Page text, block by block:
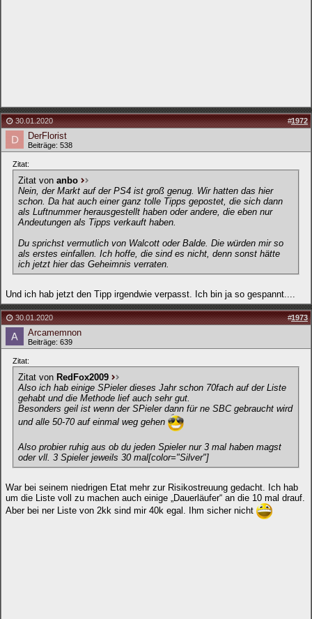
30.01.2020 #1972
DerFlorist
Beiträge: 538
Zitat:
Zitat von anbo
Nein, der Markt auf der PS4 ist groß genug. Wir hatten das hier
schon. Da hat auch einer ganz tolle Tipps gepostet, die sich dann
als Luftnummer herausgestellt haben oder andere, die eben nur
Andeutungen als Tipps verkauft haben.
Du sprichst vermutlich von Walcott oder Balde. Die würden mir so
als erstes einfallen. Ich hoffe, die sind es nicht, denn sonst hätte
ich jetzt hier das Geheimnis verraten.
Und ich hab jetzt den Tipp irgendwie verpasst. Ich bin ja so gespannt....
30.01.2020 #1973
Arcamemnon
Beiträge: 639
Zitat:
Zitat von RedFox2009
Also ich hab einige SPieler dieses Jahr schon 70fach auf der Liste
gehabt und die Methode lief auch sehr gut.
Besonders geil ist wenn der SPieler dann für ne SBC gebraucht wird
und alle 50-70 auf einmal weg gehen
Also probier ruhig aus ob du jeden Spieler nur 3 mal haben magst
oder vll. 3 Spieler jeweils 30 mal[color="Silver"]
War bei seinem niedrigen Etat mehr zur Risikostreuung gedacht. Ich hab
um die Liste voll zu machen auch einige „Dauerläufer“ an die 10 mal drauf.
Aber bei ner Liste von 2kk sind mir 40k egal. Ihm sicher nicht